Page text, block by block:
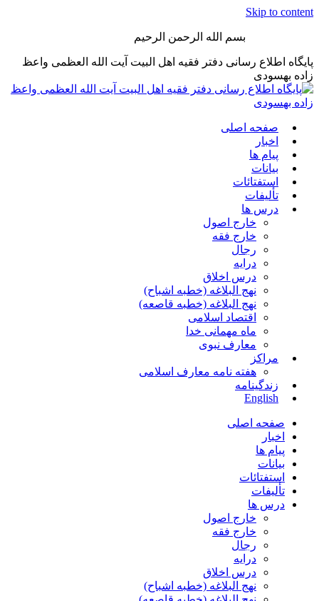
Skip to content
بسم الله الرحمن الرحیم
پایگاه اطلاع رسانی دفتر فقیه اهل البیت آیت الله العظمی واعظ
زاده بهسودی
صفحه اصلی
اخبار
پیام ها
بیانات
استفتائات
تألیفات
درس ها
خارج اصول
خارج فقه
رجال
درایه
درس اخلاق
نهج البلاغه (خطبه اشباح)
نهج البلاغه (خطبه قاصعه)
اقتصاد اسلامی
ماه مهمانی خدا
معارف نبوی
مراکز
هفته نامه معارف اسلامی
زندگینامه
English
صفحه اصلی
اخبار
پیام ها
بیانات
استفتائات
تألیفات
درس ها
خارج اصول
خارج فقه
رجال
درایه
درس اخلاق
نهج البلاغه (خطبه اشباح)